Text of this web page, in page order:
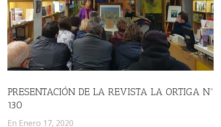
PRESENTACIÓN DE LA REVISTA LA ORTIGA Nº
130
En Enero 17, 2020